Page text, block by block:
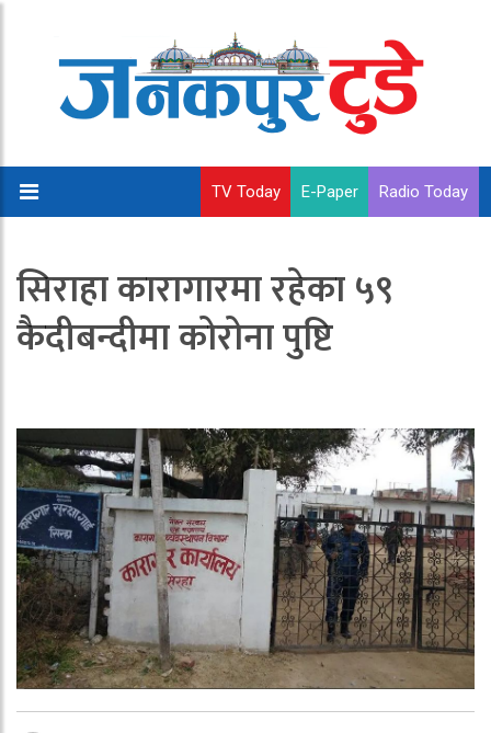
TV Today E-Paper Radio Today
सिराहा कारागारमा रहेका ५९
कैदीबन्दीमा कोरोना पुष्टि